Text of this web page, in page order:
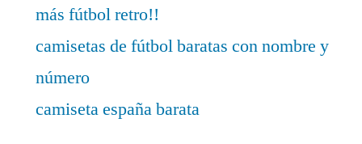
más fútbol retro!!
camisetas de fútbol baratas con nombre y
número
camiseta españa barata